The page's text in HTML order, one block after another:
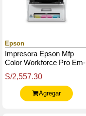
Epson
Impresora Epson Mfp
Color Workforce Pro Em-
/ Copia / Fax / Usb / Wlan
S/2,557.30
Agregar